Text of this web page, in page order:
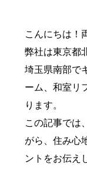
こんにちは！
弊社は東京都
埼玉県南部で
ーム、和室リ
ります。
この記事では
がら、住み心
ントをお伝え